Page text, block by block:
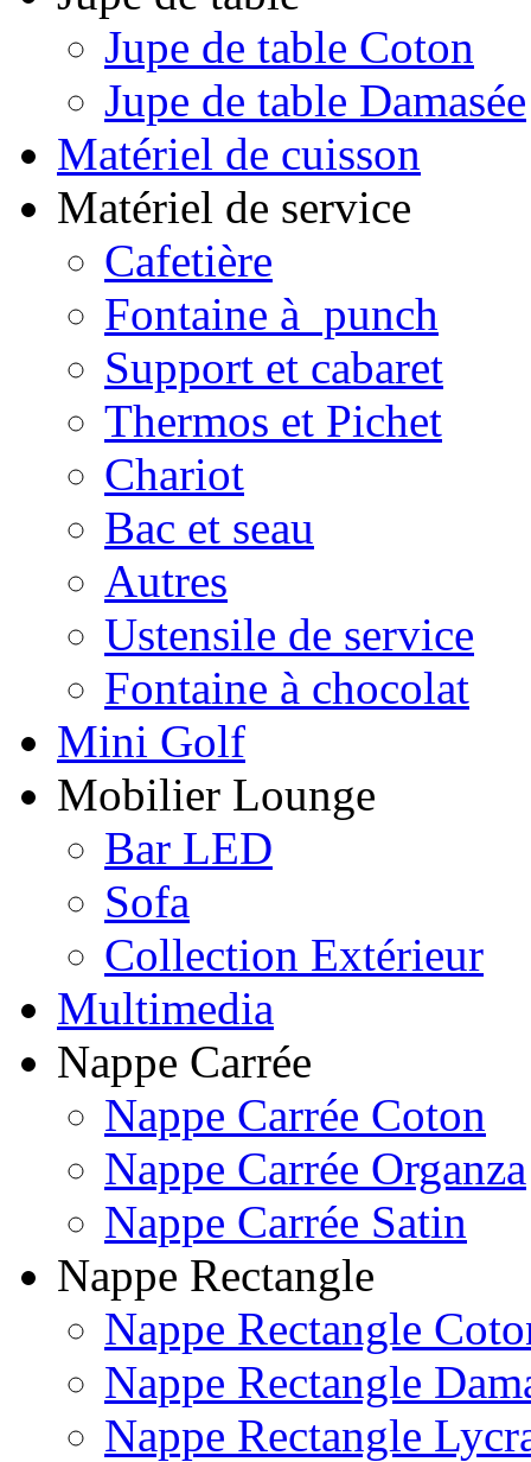
Jupe de table Coton
Jupe de table Damasée
Matériel de cuisson
Matériel de service
Cafetière
Fontaine à punch
Support et cabaret
Thermos et Pichet
Chariot
Bac et seau
Autres
Ustensile de service
Fontaine à chocolat
Mini Golf
Mobilier Lounge
Bar LED
Sofa
Collection Extérieur
Multimedia
Nappe Carrée
Nappe Carrée Coton
Nappe Carrée Organza
Nappe Carrée Satin
Nappe Rectangle
Nappe Rectangle
Nappe Rectangle
Nappe Rectangle